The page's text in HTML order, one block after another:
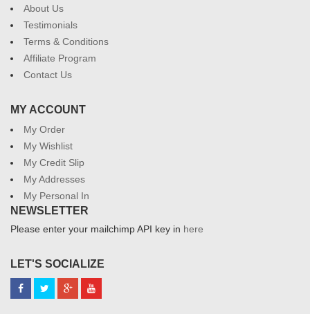
About Us
Testimonials
Terms & Conditions
Affiliate Program
Contact Us
MY ACCOUNT
My Order
My Wishlist
My Credit Slip
My Addresses
My Personal In
NEWSLETTER
Please enter your mailchimp API key in here
LET'S SOCIALIZE